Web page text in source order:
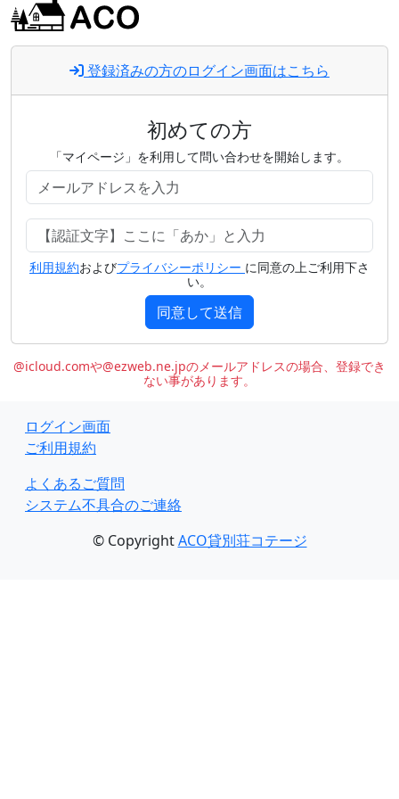
登録済みの方のログイン画面はこちら
初めての方
「マイページ」を利用して問い合わせを開始します。
利用規約およびプライバシーポリシー に同意の上ご利用下さ
い。
同意して送信
@icloud.comや@ezweb.ne.jpのメールアドレスの場合、登録でき
ない事があります。
ログイン画面
ご利用規約
よくあるご質問
システム不具合のご連絡
© CopyrightACO貸別荘コテージ